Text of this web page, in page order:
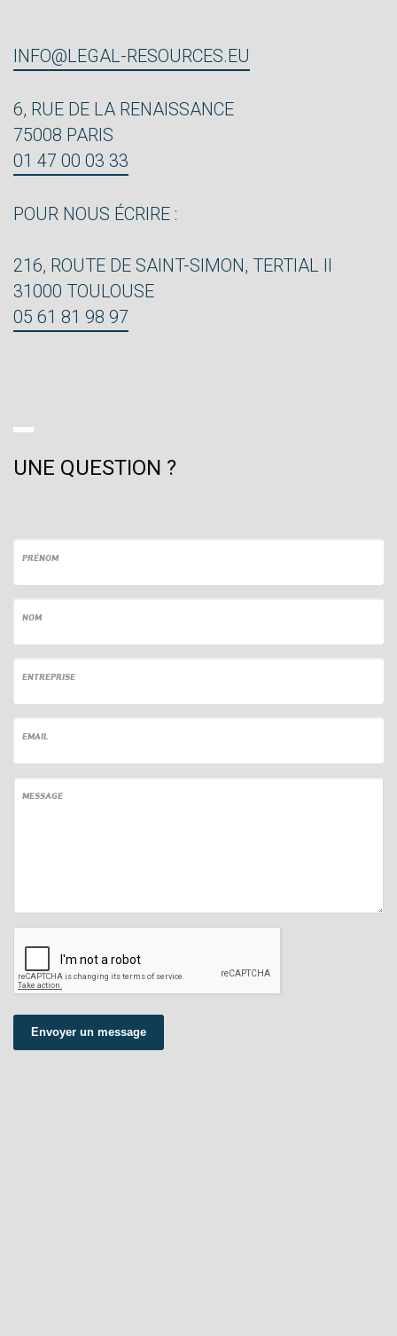
INFO@LEGAL-RESOURCES.EU
6, RUE DE LA RENAISSANCE
75008 PARIS
01 47 00 03 33
POUR NOUS ÉCRIRE :
216, ROUTE DE SAINT-SIMON, TERTIAL II
31000 TOULOUSE
05 61 81 98 97
UNE QUESTION ?
PRÉNOM
NOM
ENTREPRISE
EMAIL
MESSAGE
Envoyer un message